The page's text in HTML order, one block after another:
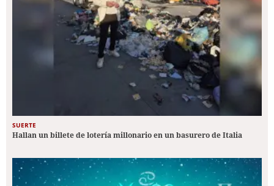
SUERTE
Hallan un billete de lotería millonario en un basurero de Italia